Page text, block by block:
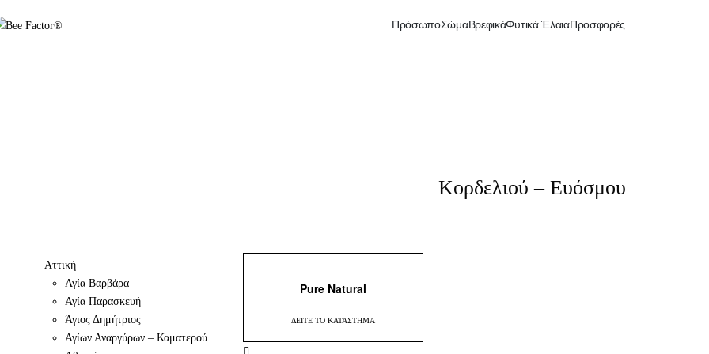
ΠρόσωποΣώμαΒρεφικάΦυτικά ΈλαιαΠροσφορές
Κορδελιού – Ευόσμου
Aττική
Αγία Βαρβάρα
Αγία Παρασκευή
Άγιος Δημήτριος
Αγίων Αναργύρων – Καματερού
Pure Natural
ΔΕΊΤΕ ΤΟ ΚΑΤΆΣΤΗΜΑ